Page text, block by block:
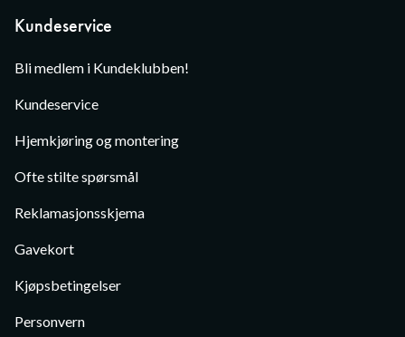
Kundeservice
Bli medlem i Kundeklubben!
Kundeservice
Hjemkjøring og montering
Ofte stilte spørsmål
Reklamasjonsskjema
Gavekort
Kjøpsbetingelser
Personvern